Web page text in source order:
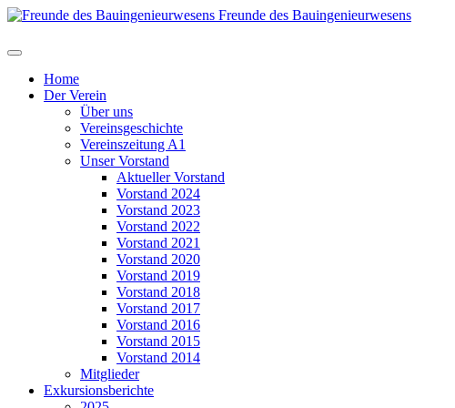
Freunde des Bauingenieurwesens
Home
Der Verein
Über uns
Vereinsgeschichte
Vereinszeitung A1
Unser Vorstand
Aktueller Vorstand
Vorstand 2024
Vorstand 2023
Vorstand 2022
Vorstand 2021
Vorstand 2020
Vorstand 2019
Vorstand 2018
Vorstand 2017
Vorstand 2016
Vorstand 2015
Vorstand 2014
Mitglieder
Exkursionsberichte